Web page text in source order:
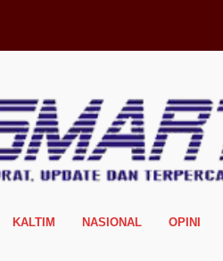
KALTIM NASIONAL OPINI